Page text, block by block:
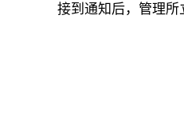
接到通知后，管理所